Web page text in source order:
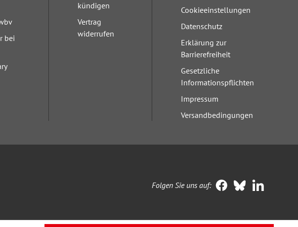
bei
kündigen
Vertrag
widerrufen
Cookieeinstellungen
Datenschutz
Erklärung zur
Barrierefreiheit
Gesetzliche
Informationspflichten
Impressum
Versandbedingungen
Folgen Sie uns auf: